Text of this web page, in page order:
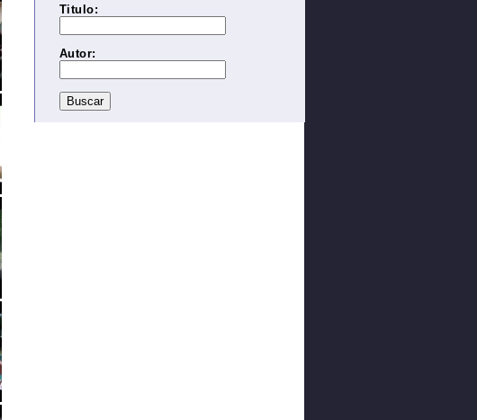
Titulo:
Autor: